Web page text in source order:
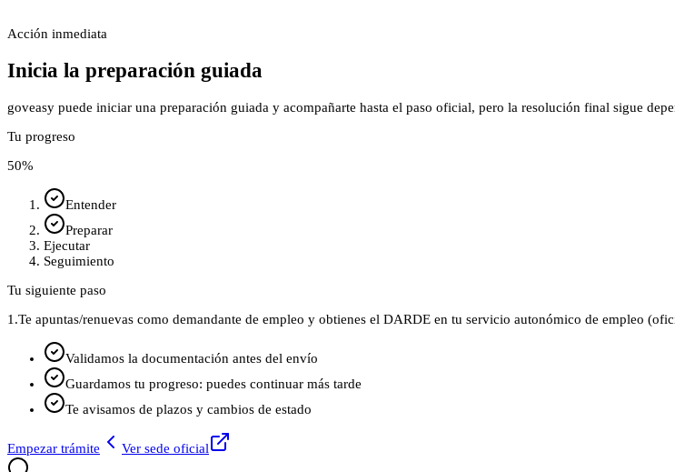
Acción inmediata
Inicia la preparación guiada
goveasy puede iniciar una preparación guiada y acompañarte hasta el paso oficial, pero la resolución final sigue
Tu progreso
50%
Entender
Preparar
Ejecutar
Seguimiento
Tu siguiente paso
1.Te apuntas/renuevas como demandante de empleo y obtienes el DARDE en tu servicio autonómico de empleo
Validamos la documentación antes del envío
Guardamos tu progreso: puedes continuar más tarde
Te avisamos de plazos y cambios de estado
Empezar trámite Ver sede oficial